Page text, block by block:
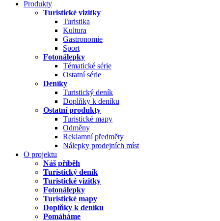
Produkty
Turistické vizitky
Turistika
Kultura
Gastronomie
Sport
Fotonálepky
Tématické série
Ostatní série
Deníky
Turistický deník
Doplňky k deníku
Ostatní produkty
Turistické mapy
Odměny
Reklamní předměty
Nálepky prodejních míst
O projektu
Náš příběh
Turistický deník
Turistické vizitky
Fotonálepky
Turistické mapy
Doplňky k deníku
Pomáháme